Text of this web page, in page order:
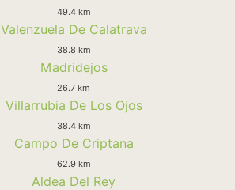
49.4 km
Valenzuela De Calatrava
38.8 km
Madridejos
26.7 km
Villarrubia De Los Ojos
38.4 km
Campo De Criptana
62.9 km
Aldea Del Rey